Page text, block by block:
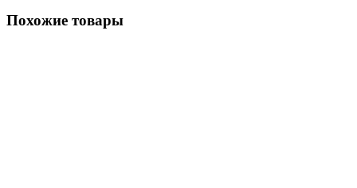
Похожие товары